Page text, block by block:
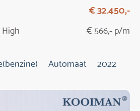
€ 32.450,-
€ 566,- p/m
Automaat 2022